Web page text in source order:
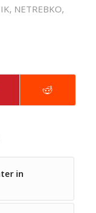
, NETREBKO,
in